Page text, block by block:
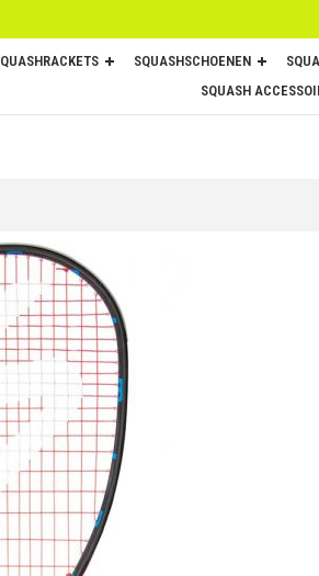
SQUASHSCHOENEN
SQUASH